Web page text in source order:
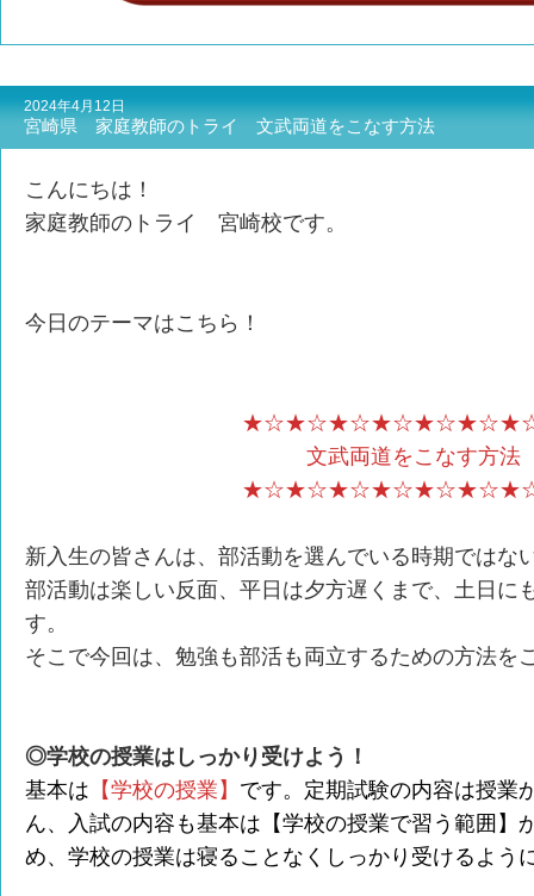
2024年4月12日
宮崎県 家庭教師のトライ 文武両道をこなす方法
こんにちは！
家庭教師のトライ 宮崎校です。
今日のテーマはこちら！
文武両道をこなす方法
新入生の皆さんは、部活動を選んでいる時期ではな
部活動は楽しい反面、平日は夕方遅くまで、土日に
す。
そこで今回は、勉強も部活も両立するための方法を
◎学校の授業はしっかり受けよう！
基本は 【学校の授業】 です。定期試験の内容は授業
ん、入試の内容も基本は【学校の授業で習う範囲】
め、学校の授業は寝ることなくしっかり受けるよう